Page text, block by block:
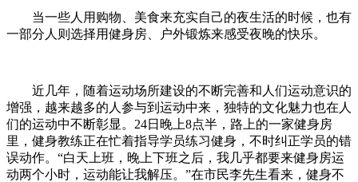
当一些人用购物、美食来充实自己的夜生活的时候，也有
一部分人则选择用健身房、户外锻炼来感受夜晚的快乐。
近几年，随着运动场所建设的不断完善和人们运动意识的
增强，越来越多的人参与到运动中来，独特的文化魅力也在人
们的运动中不断彰显。24日晚上8点半，路上的一家健身房
里，健身教练正在忙着指导学员练习健身，不时纠正学员的错
误动作。“白天上班，晚上下班之后，我几乎都要来健身房运
动两个小时，运动能让我解压。”在市民李先生看来，健身不